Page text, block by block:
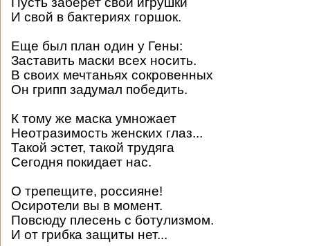
И свой в бактериях горшок.
Еще был план один у Гены:
Заставить маски всех носить.
В своих мечтаньях сокровенных
Он грипп задумал победить.
К тому же маска умножает
Неотразимость женских глаз...
Такой эстет, такой трудяга
Сегодня покидает нас.
О трепещите, россияне!
Осиротели вы в момент.
Повсюду плесень с ботулизмом.
И от грибка защиты нет...